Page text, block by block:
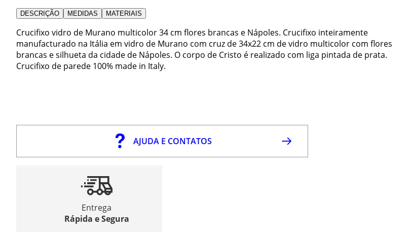
DESCRIÇÃO MEDIDAS MATERIAIS
Crucifixo vidro de Murano multicolor 34 cm flores brancas e Nápoles. Crucifixo inteiramente
manufacturado na Itália em vidro de Murano com cruz de 34x22 cm de vidro multicolor com flores
brancas e silhueta da cidade de Nápoles. O corpo de Cristo é realizado com liga pintada de prata.
Crucifixo de parede 100% made in Italy.
AJUDA E CONTATOS
Entrega
Rápida e Segura